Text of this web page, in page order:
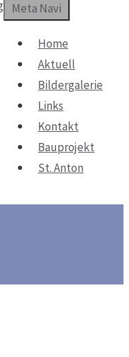
Meta Navi
Home
Aktuell
Bildergalerie
Links
Kontakt
Bauprojekt
St. Anton